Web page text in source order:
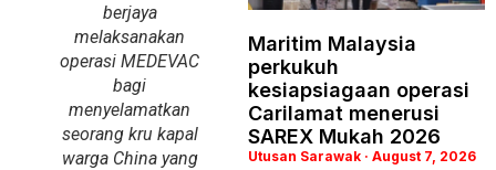
berjaya
melaksanakan
operasi MEDEVAC
bagi
menyelamatkan
seorang kru kapal
warga China yang
Maritim Malaysia
perkukuh
kesiapsiagaan operasi
Carilamat menerusi
SAREX Mukah 2026
Utusan Sarawak August 7, 2026